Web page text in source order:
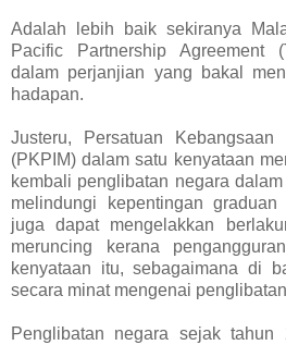
Adalah lebih baik sekiranya
Pacific Partnership Agreement
dalam perjanjian yang bakal
hadapan.
Justeru, Persatuan
(PKPIM) dalam satu kenyataan
kembali penglibatan negara
melindungi kepentingan
juga dapat mengelakkan
meruncing kerana
kenyataan itu, sebagaimana di
secara minat mengenai
Penglibatan negara sejak